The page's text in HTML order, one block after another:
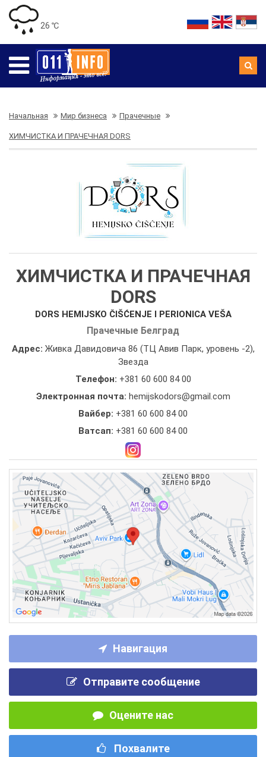
26 ℃
Начальная Мир бизнеса Прачечные
ХИМЧИСТКА И ПРАЧЕЧНАЯ DORS
ХИМЧИСТКА И ПРАЧЕЧНАЯ
DORS
DORS HEMIJSKO ČIŠĆENJE I PERIONICA VEŠA
Прачечные Белград
Адрес: Живка Давидовича 86 (ТЦ Авив Парк, уровень -2),
Звезда
Телефон: +381 60 600 84 00
Электронная почта: hemijskodors@gmail.com
Вайбер: +381 60 600 84 00
Ватсап: +381 60 600 84 00
Навигация
Отправите сообщение
Оцените нас
Похвалите